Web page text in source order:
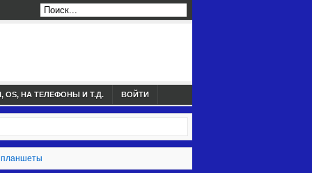
OS, НА ТЕЛЕФОНЫ И Т.Д. ВОЙТИ
планшеты